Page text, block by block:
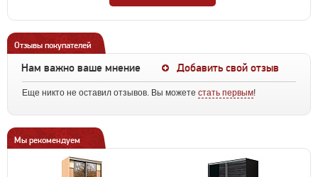
Отзывы покупателей
Нам важно ваше мнение Добавить свой отзыв
Еще никто не оставил отзывов. Вы можете стать первым!
Мы рекомендуем